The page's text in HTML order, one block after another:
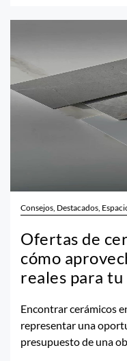
Consejos, Destacados,
Ofertas de
cómo
reales para tu
Encontrar cerámicos
representar una
presupuesto de una